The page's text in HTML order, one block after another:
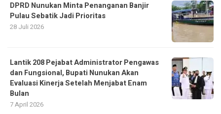
DPRD Nunukan Minta Penanganan Banjir
Pulau Sebatik Jadi Prioritas
28 Juli 2026
Lantik 208 Pejabat Administrator Pengawas
dan Fungsional, Bupati Nunukan Akan
Evaluasi Kinerja Setelah Menjabat Enam
Bulan
7 April 2026